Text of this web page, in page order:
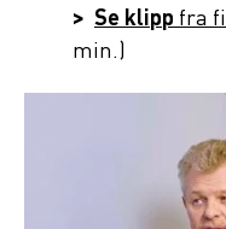
> Se klippfra
min.)